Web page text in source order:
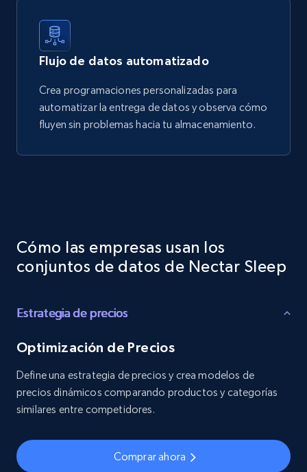
Flujo de datos automatizado
Crea programaciones personalizadas para
automatizar la entrega de datos y observa cómo
fluyen sin problemas hacia tu almacenamiento.
Cómo las empresas usan los
conjuntos de datos de Nectar Sleep
Estrategia de precios
Optimización de Precios
Define una estrategia de precios y crea modelos de
precios dinámicos comparando productos y categorías
similares entre competidores.
Comprar ahora